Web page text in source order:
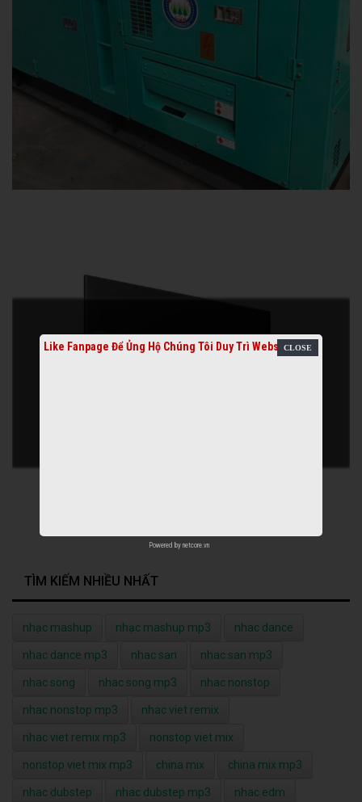
TÌM KIẾM NHIỀU NHẤT
nhạc mashup nhạc mashup mp3 nhac dance
nhac dance mp3 nhac san nhac san mp3
nhac song nhac song mp3 nhac nonstop
nhac nonstop mp3 nhac viet remix
nhac viet remix mp3 nonstop viet mix
nonstop viet mix mp3 china mix china mix mp3
nhac dubstep nhac dubstep mp3 nhac edm
Like Fanpage Để Ủng Hộ Chúng Tôi Duy Trì Website
Powered by netcore.vn